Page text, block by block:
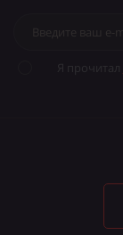
Я прочитал